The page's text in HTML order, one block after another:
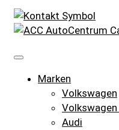
Marken
Volkswagen
Audi